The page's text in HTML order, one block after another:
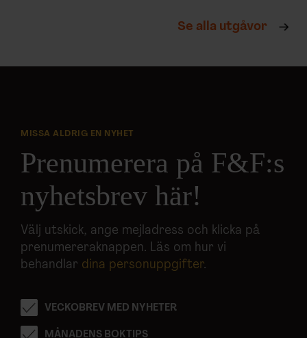
Se alla utgåvor
MISSA ALDRIG EN NYHET
Prenumerera på F&F:s
nyhetsbrev här!
Välj utskick, ange mejladress och klicka på
prenumereraknappen. Läs om hur vi
behandlar dina personuppgifter.
VECKOBREV MED NYHETER
MÅNADENS BOKTIPS